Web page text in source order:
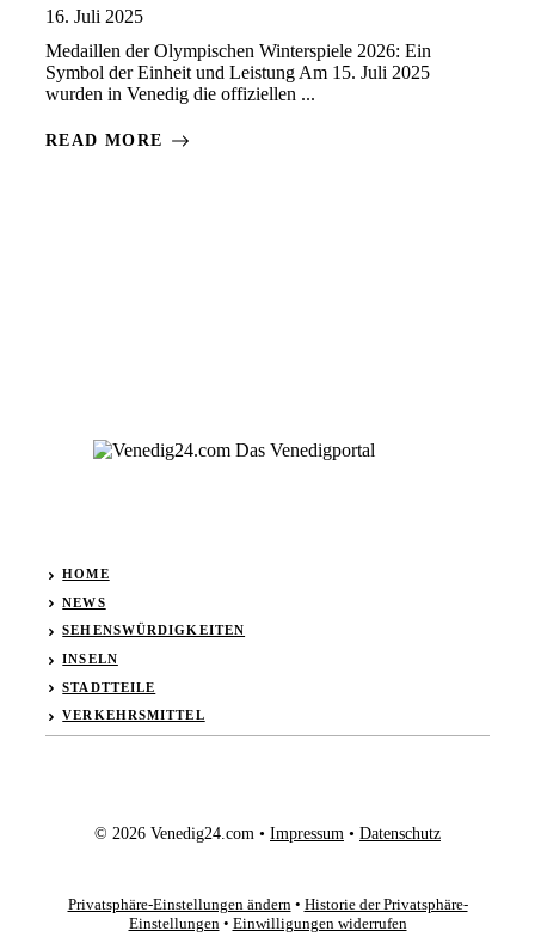
16. Juli 2025
Medaillen der Olympischen Winterspiele 2026: Ein
Symbol der Einheit und Leistung Am 15. Juli 2025
wurden in Venedig die offiziellen ...
READ MORE
HOME
NEWS
SEHENSWÜRDIGKEITEN
INSELN
STADTTEILE
VERKEHRSMITTEL
© 2026 Venedig24.com • Impressum • Datenschutz
Privatsphäre-Einstellungen ändern • Historie der Privatsphäre-
Einstellungen • Einwilligungen widerrufen